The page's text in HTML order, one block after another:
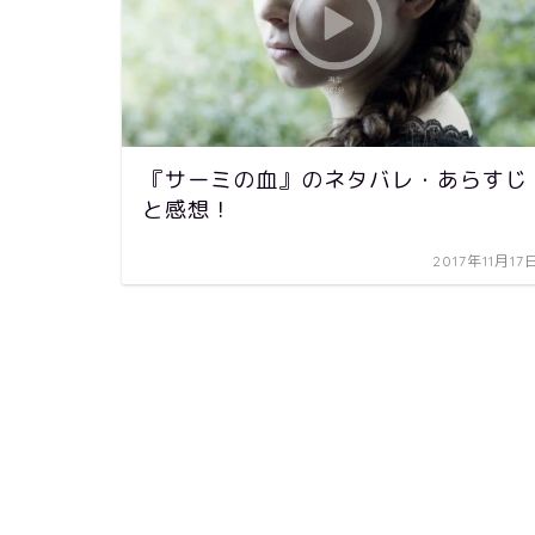
『サーミの血』のネタバレ・あらすじ
と感想！
2017年11月17